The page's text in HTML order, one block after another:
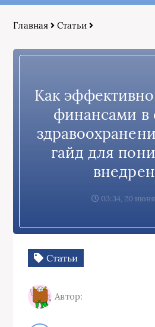
Главная Статьи
Как
финансами в
гайд для
03:34, 20
Статьи
Автор: